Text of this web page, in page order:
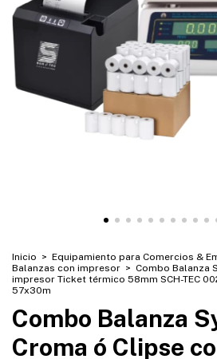
Inicio > Equipamiento para Comercios &
Balanzas con impresor > Combo Balanza
impresor Ticket térmico 58mm SCH-TEC
57x30m
Combo Balanza
Croma ó Clipse